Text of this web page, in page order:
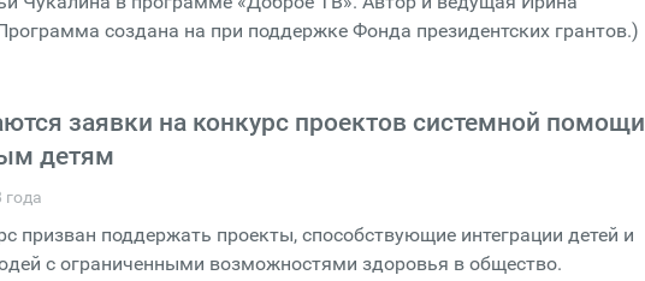
создана на при поддержке Фонда президентских грантов.)
заявки на конкурс проектов системной помощи
детям
года
призван поддержать проекты, способствующие интеграции детей и
с ограниченными возможностями здоровья в общество.